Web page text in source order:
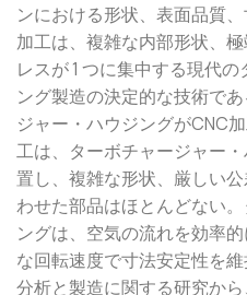
ンにおける形状、表面品質
加工は、複雑な内部形状、
レスが 1 つに集中する現代
ング製造の決定的な技術で
ジャー・ハウジングがCNC
工は、ターボチャージャー
置し、複雑な形状、厳しい
わせた部品はほとんどない
ングは、空気の流れを効率
な回転速度で寸法安定性を
分析と製造に関する研究か